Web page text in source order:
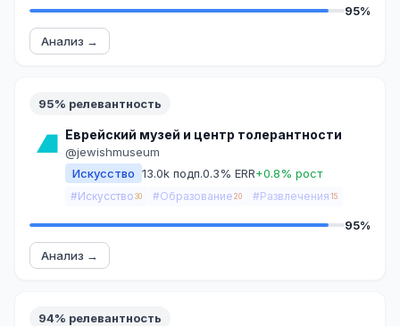
95%
Анализ →
95% релевантность
Еврейский музей и центр толерантности
@jewishmuseum
Искусство 13.0k подп.0.3% ERR+0.8% рост
#Искусство 30 #Образование 20 #Развлечения 15
95%
Анализ →
94% релевантность